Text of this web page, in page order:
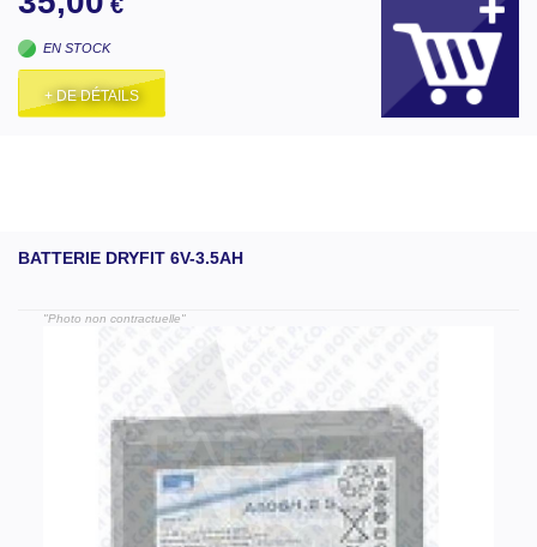
EN STOCK
+ DE DÉTAILS
BATTERIE DRYFIT 6V-3.5AH
"Photo non contractuelle"